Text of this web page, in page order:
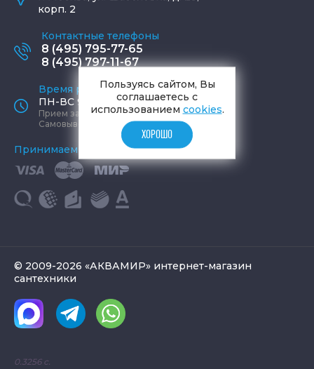
корп. 2
Контактные телефоны
8 (495) 795-77-65
8 (495) 797-11-67
Время работы офиса
ПН-ВС 9:00 - 19:00
Прием заказов круглосуточно
Самовывоз ПН-СБ 9-19, ВС 12-17
Принимаем к оплате
© 2009-2026 «АКВАМИР» интернет-магазин
сантехники
0.3256 с.
Пользуясь сайтом, Вы
соглашаетесь с
использованием cookies.
ХОРОШО